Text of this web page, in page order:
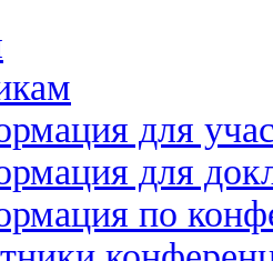
для
для
по